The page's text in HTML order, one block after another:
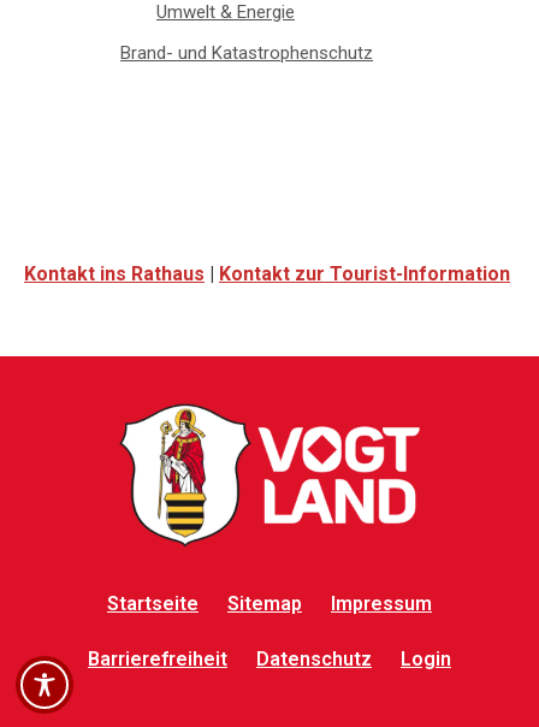
Umwelt & Energie
Brand- und Katastrophenschutz
Kontakt ins Rathaus | Kontakt zur Tourist-Information
Startseite Sitemap Impressum
Barrierefreiheit Datenschutz Login